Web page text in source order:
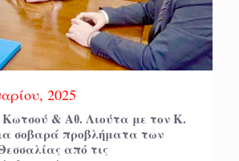
2025
& Αθ. Λιούτα με τον Κ.
σοβαρά προβλήματα των
από τις